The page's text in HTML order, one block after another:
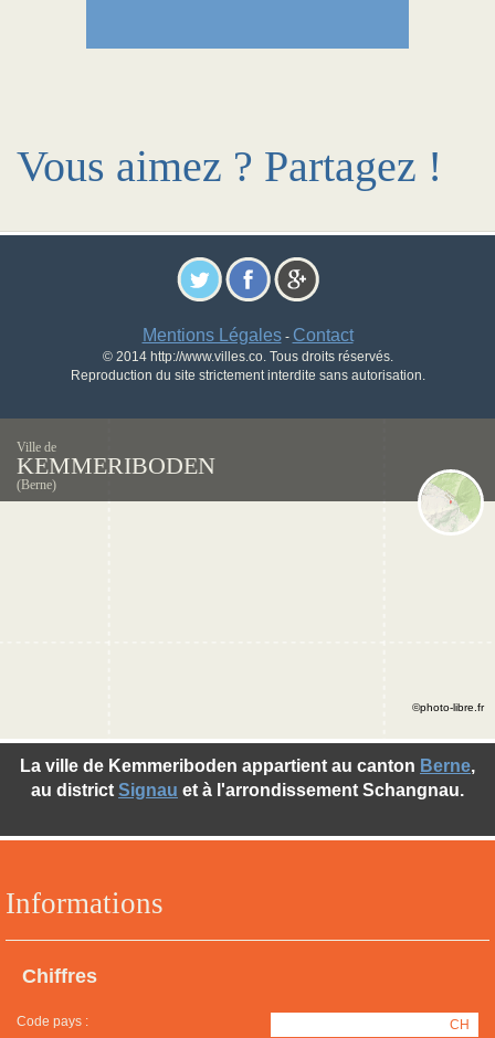
Vous aimez ? Partagez !
Mentions Légales- Contact
© 2014 http://www.villes.co. Tous droits réservés.
Reproduction du site strictement interdite sans autorisation.
Ville de
KEMMERIBODEN
(Berne)
Informations
Chiffres
Code pays : CH
La ville de Kemmeriboden appartient au canton Berne,
au district Signau et à l'arrondissement Schangnau.
©photo-libre.fr